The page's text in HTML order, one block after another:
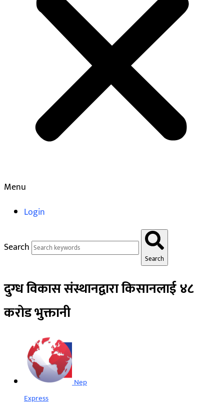
Menu
Login
Search
Search
दुग्ध विकास संस्थानद्वारा किसानलाई ४८
करोड भुक्तानी
Nep
Express